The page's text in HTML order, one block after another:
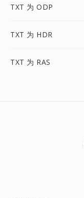
TXT 为 ODP
TXT 为 HDR
TXT 为 RAS